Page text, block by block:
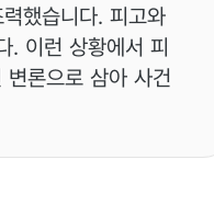
했습니다. 피고와
. 이런 상황에서 피
론으로 삼아 사건